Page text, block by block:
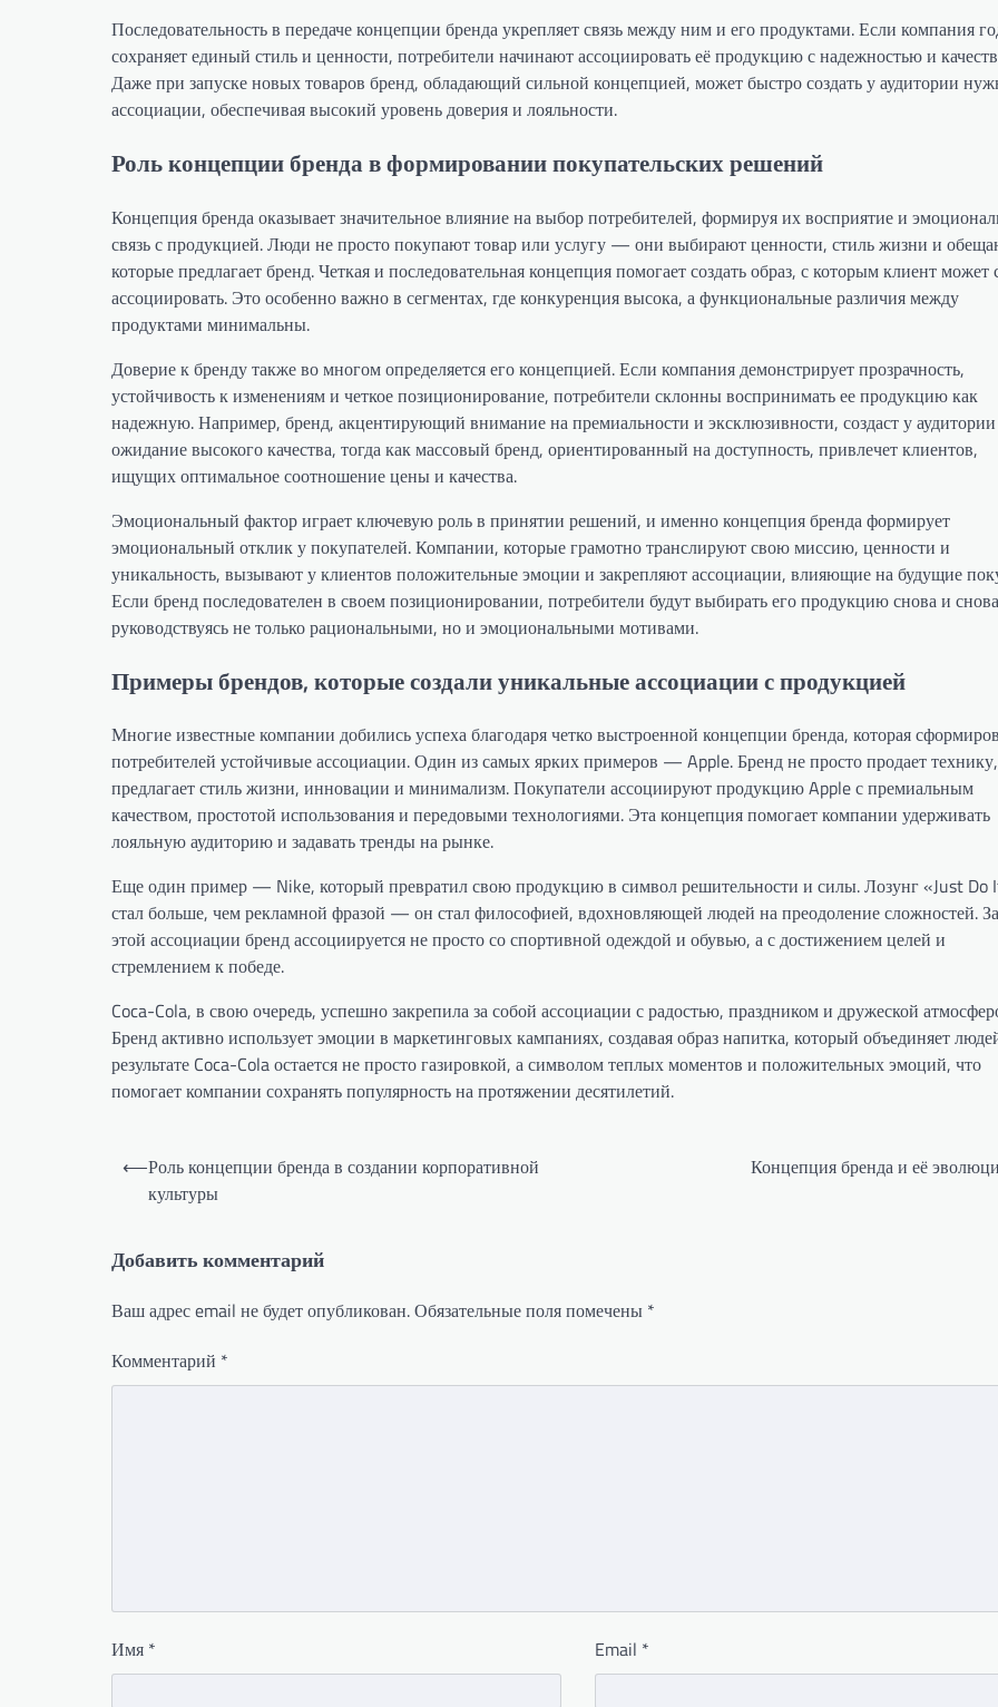
Последовательность в передаче концепции бренда укрепляет связь между ним и его продуктами. Если компания
сохраняет единый стиль и ценности, потребители начинают ассоциировать её продукцию с надежностью и
Даже при запуске новых товаров бренд, обладающий сильной концепцией, может быстро создать у аудитории
ассоциации, обеспечивая высокий уровень доверия и лояльности.
Роль концепции бренда в формировании покупательских решений
Концепция бренда оказывает значительное влияние на выбор потребителей, формируя их восприятие и
связь с продукцией. Люди не просто покупают товар или услугу — они выбирают ценности, стиль жизни и
которые предлагает бренд. Четкая и последовательная концепция помогает создать образ, с которым клиент может
ассоциировать. Это особенно важно в сегментах, где конкуренция высока, а функциональные различия между
продуктами минимальны.
Доверие к бренду также во многом определяется его концепцией. Если компания демонстрирует прозрачность,
устойчивость к изменениям и четкое позиционирование, потребители склонны воспринимать ее продукцию как
надежную. Например, бренд, акцентирующий внимание на премиальности и эксклюзивности, создаст у аудитории
ожидание высокого качества, тогда как массовый бренд, ориентированный на доступность, привлечет клиентов,
ищущих оптимальное соотношение цены и качества.
Эмоциональный фактор играет ключевую роль в принятии решений, и именно концепция бренда формирует
эмоциональный отклик у покупателей. Компании, которые грамотно транслируют свою миссию, ценности и
уникальность, вызывают у клиентов положительные эмоции и закрепляют ассоциации, влияющие на будущие
Если бренд последователен в своем позиционировании, потребители будут выбирать его продукцию снова и
руководствуясь не только рациональными, но и эмоциональными мотивами.
Примеры брендов, которые создали уникальные ассоциации с продукцией
Многие известные компании добились успеха благодаря четко выстроенной концепции бренда, которая
потребителей устойчивые ассоциации. Один из самых ярких примеров — Apple. Бренд не просто продает
предлагает стиль жизни, инновации и минимализм. Покупатели ассоциируют продукцию Apple с премиальным
качеством, простотой использования и передовыми технологиями. Эта концепция помогает компании удерживать
лояльную аудиторию и задавать тренды на рынке.
Еще один пример — Nike, который превратил свою продукцию в символ решительности и силы. Лозунг «Just Do
стал больше, чем рекламной фразой — он стал философией, вдохновляющей людей на преодоление сложностей.
этой ассоциации бренд ассоциируется не просто со спортивной одеждой и обувью, а с достижением целей и
стремлением к победе.
Coca-Cola, в свою очередь, успешно закрепила за собой ассоциации с радостью, праздником и дружеской
Бренд активно использует эмоции в маркетинговых кампаниях, создавая образ напитка, который объединяет
результате Coca-Cola остается не просто газировкой, а символом теплых моментов и положительных эмоций, что
помогает компании сохранять популярность на протяжении десятилетий.
Навигация
⟵Роль концепции бренда в создании корпоративной
культуры
Концепция бренда и её
Добавить комментарий
Ваш адрес email не будет опубликован.Обязательные поля помечены *
Комментарий *
Имя * Email *